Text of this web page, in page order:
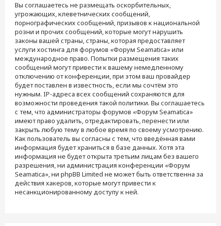
Вы соглашаетесь не размещать оскорбительных,
угрожающих, клеветнических сообщений,
порнографических сообщений, призывов к национальной
розни и прочих сообщений, которые могут нарушить
законы вашей страны, страны, которая предоставляет
услуги хостинга для форумов «Форум Seamatica» или
международное право. Попытки размещения таких
сообщений могут привести к вашему немедленному
отключению от конференции, при этом ваш провайдер
будет поставлен в известность, если мы сочтём это
нужным. IP-адреса всех сообщений сохраняются для
возможности проведения такой политики. Вы соглашаетесь
с тем, что администраторы форумов «Форум Seamatica»
имеют право удалить, отредактировать, перенести или
закрыть любую тему в любое время по своему усмотрению.
Как пользователь вы согласны с тем, что введённая вами
информация будет храниться в базе данных. Хотя эта
информация не будет открыта третьим лицам без вашего
разрешения, ни администрация конференции «Форум
Seamatica», ни phpBB Limited не может быть ответственна за
действия хакеров, которые могут привести к
несанкционированному доступу к ней.